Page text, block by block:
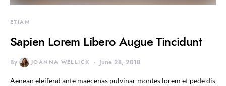
ETIAM
Sapien Lorem Libero Augue Tincidunt
By JOANNA WELLICK June 28, 2018
Aenean eleifend ante maecenas pulvinar montes lorem et pede dis